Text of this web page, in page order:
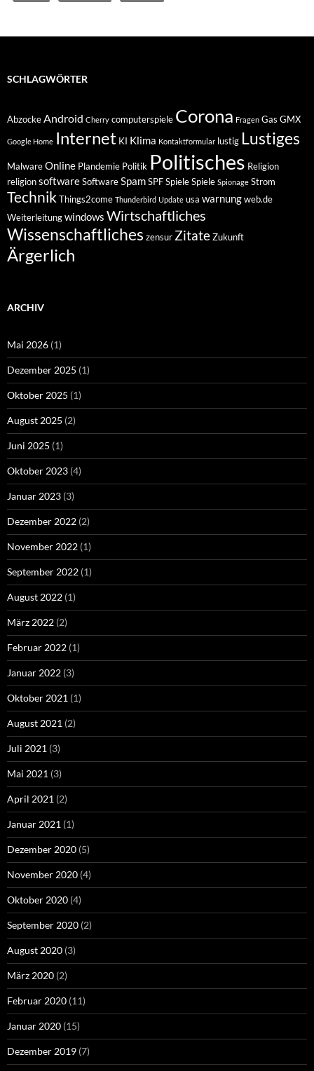
SCHLAGWÖRTER
AbzockeAndroid Cherry computerspiele Corona Fragen Gas GMX
Google Home Internet KI Klima Kontaktformular lustig Lustiges
MalwareOnline Plandemie Politik Politisches Religion
religionsoftwareSoftwareSpamSPFSpieleSpiele Spionage Strom
TechnikThings2come Thunderbird Update usa warnungweb.de
Weiterleitungwindows Wirtschaftliches
Wissenschaftliches zensur ZitateZukunft
Ärgerlich
ARCHIV
Mai 2026 (1)
Dezember 2025 (1)
Oktober 2025 (1)
August 2025 (2)
Juni 2025 (1)
Oktober 2023 (4)
Januar 2023 (3)
Dezember 2022 (2)
November 2022 (1)
September 2022 (1)
August 2022 (1)
März 2022 (2)
Februar 2022 (1)
Januar 2022 (3)
Oktober 2021 (1)
August 2021 (2)
Juli 2021 (3)
Mai 2021 (3)
April 2021 (2)
Januar 2021 (1)
Dezember 2020 (5)
November 2020 (4)
Oktober 2020 (4)
September 2020 (2)
August 2020 (3)
März 2020 (2)
Februar 2020 (11)
Januar 2020 (15)
Dezember 2019 (7)